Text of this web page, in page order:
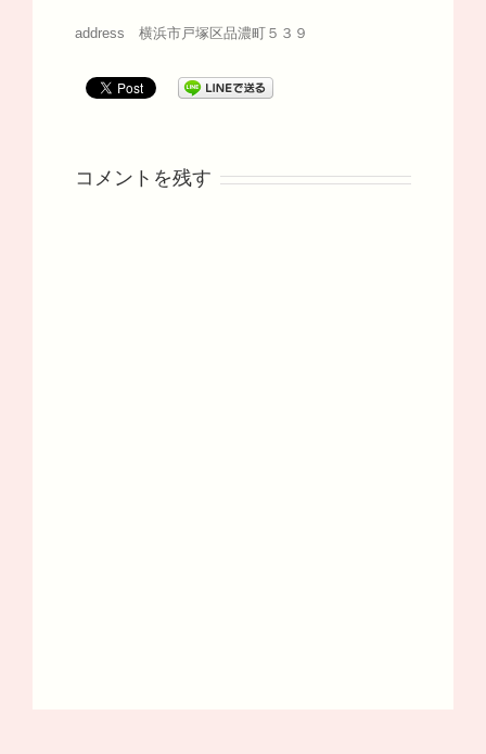
address 横浜市戸塚区品濃町５３９
コメントを残す